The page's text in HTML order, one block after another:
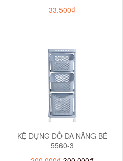
33.500₫
KỆ ĐỰNG ĐỒ ĐA NĂNG BÉ
5560-3